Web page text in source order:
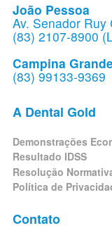
João Pessoa
Av. Senador
(83) 2107-8900
Campina
(83) 99133-9369
A Dental Gold
Demonstrações
Resultado IDSS
Resolução
Política de
Contato